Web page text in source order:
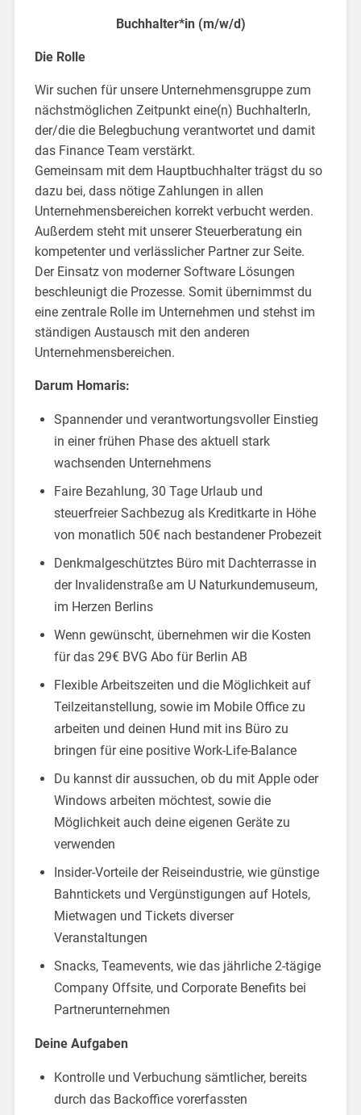
Buchhalter*in (m/w/d)
Die Rolle
Wir suchen für unsere Unternehmensgruppe zum
nächstmöglichen Zeitpunkt eine(n) BuchhalterIn,
der/die die Belegbuchung verantwortet und damit
das Finance Team verstärkt.
Gemeinsam mit dem Hauptbuchhalter trägst du so
dazu bei, dass nötige Zahlungen in allen
Unternehmensbereichen korrekt verbucht werden.
Außerdem steht mit unserer Steuerberatung ein
kompetenter und verlässlicher Partner zur Seite.
Der Einsatz von moderner Software Lösungen
beschleunigt die Prozesse. Somit übernimmst du
eine zentrale Rolle im Unternehmen und stehst im
ständigen Austausch mit den anderen
Unternehmensbereichen.
Darum Homaris:
Spannender und verantwortungsvoller Einstieg
in einer frühen Phase des aktuell stark
wachsenden Unternehmens
Faire Bezahlung, 30 Tage Urlaub und
steuerfreier Sachbezug als Kreditkarte in Höhe
von monatlich 50€ nach bestandener Probezeit
Denkmalgeschütztes Büro mit Dachterrasse in
der Invalidenstraße am U Naturkundemuseum,
im Herzen Berlins
Wenn gewünscht, übernehmen wir die Kosten
für das 29€ BVG Abo für Berlin AB
Flexible Arbeitszeiten und die Möglichkeit auf
Teilzeitanstellung, sowie im Mobile Office zu
arbeiten und deinen Hund mit ins Büro zu
bringen für eine positive Work-Life-Balance
Du kannst dir aussuchen, ob du mit Apple oder
Windows arbeiten möchtest, sowie die
Möglichkeit auch deine eigenen Geräte zu
verwenden
Insider-Vorteile der Reiseindustrie, wie günstige
Bahntickets und Vergünstigungen auf Hotels,
Mietwagen und Tickets diverser
Veranstaltungen
Snacks, Teamevents, wie das jährliche 2-tägige
Company Offsite, und Corporate Benefits bei
Partnerunternehmen
Deine Aufgaben
Kontrolle und Verbuchung sämtlicher, bereits
durch das Backoffice vorerfassten